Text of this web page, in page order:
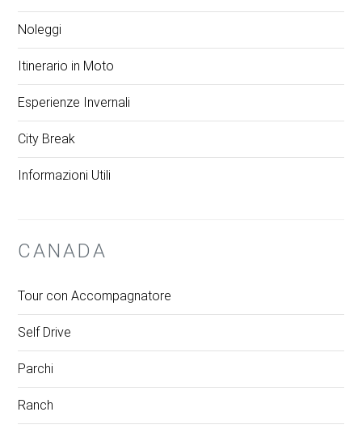
Noleggi
Itinerario in Moto
Esperienze Invernali
City Break
Informazioni Utili
CANADA
Tour con Accompagnatore
Self Drive
Parchi
Ranch